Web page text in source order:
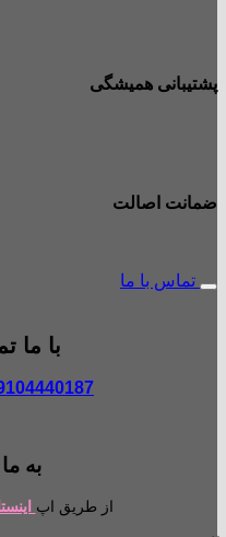
پشتیبانی همیشگی
ضمانت اصالت
تماس با ما
با ما
به
از طریق اپ